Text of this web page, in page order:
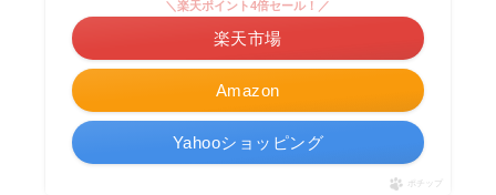
Amazon
＼楽天ポイント4倍セール！／
楽天市場
Yahooショッピング
ポチップ